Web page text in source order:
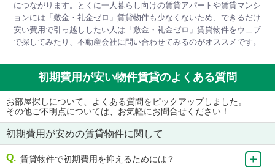
につながります。とくに一人暮らし向けの賃貸アパートや賃貸マンシ
ョンには「敷金・礼金ゼロ」賃貸物件も少なくないため、できるだけ
安い費用で引っ越ししたい人は「敷金・礼金ゼロ」賃貸物件をウェブ
で探してみたり、不動産会社に問い合わせてみるのがオススメです。
初期費用が安い物件賃貸のよくある質問
お部屋探しについて、よくある質問をピックアップしました。
その他ご不明点については、お気軽にお問合せください！
初期費用が安めの賃貸物件に関して
賃貸物件で初期費用を抑えるためには？